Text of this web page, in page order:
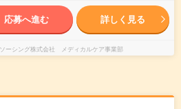
応募へ進む 詳しく見る
ーシング株式会社 メディカルケア事業部